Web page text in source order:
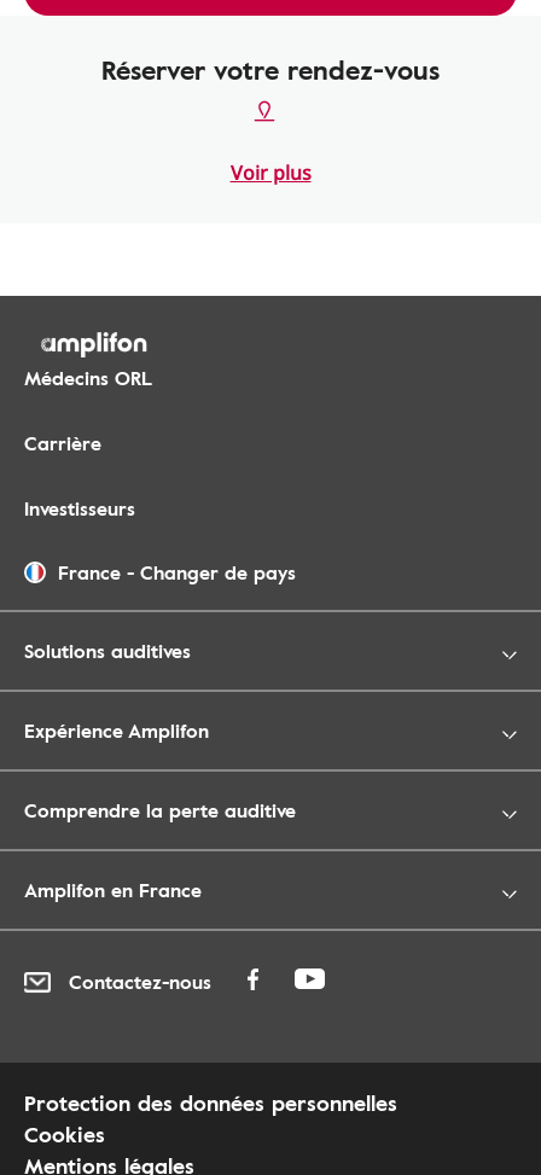
Réserver votre rendez-vous
Voir plus
Médecins ORL
Carrière
Investisseurs
France - Changer de pays
Solutions auditives
Expérience Amplifon
Comprendre la perte auditive
Amplifon en France
Contactez-nous
Protection des données personnelles
Cookies
Mentions légales